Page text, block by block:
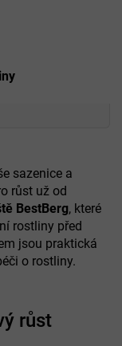
sazenice a
růst už od
BestBerg, které
rostliny před
jsou praktická
o rostliny.
růst